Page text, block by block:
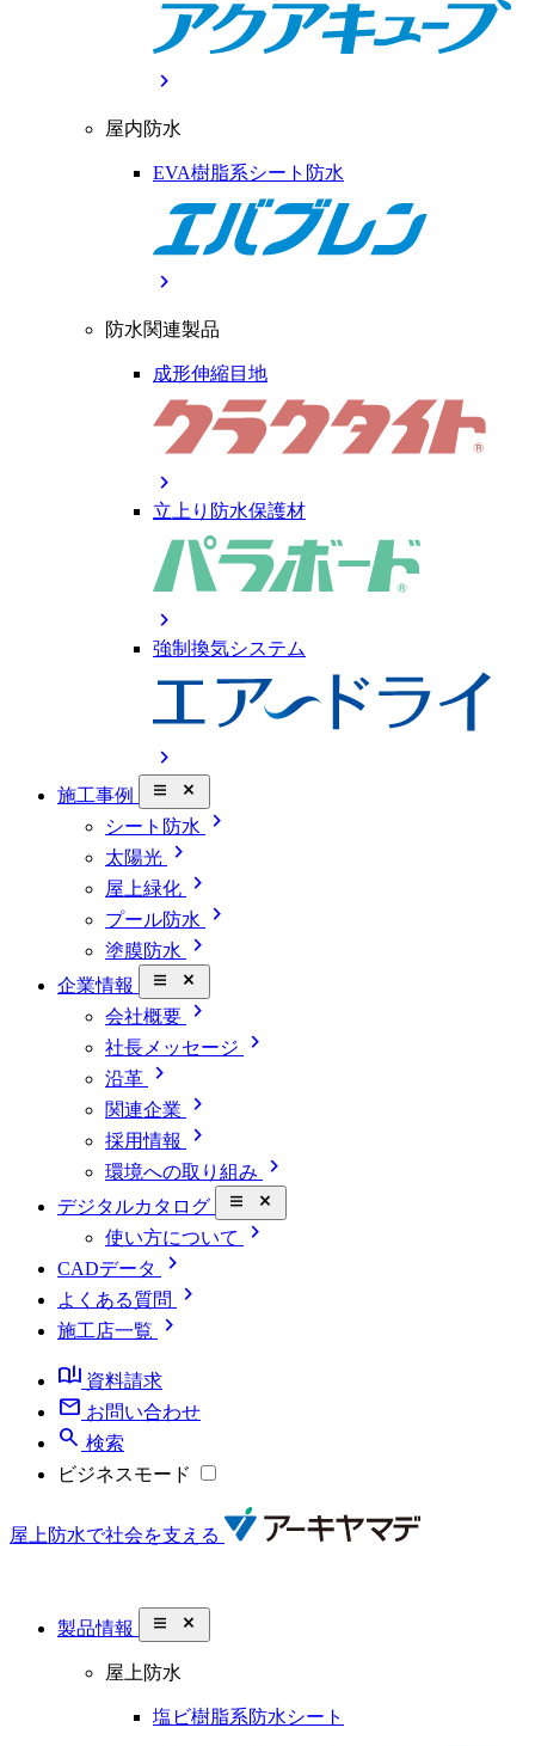
chevron_right
屋内防水
EVA樹脂系シート防水
chevron_right
防水関連製品
成形伸縮目地
chevron_right
立上り防水保護材
chevron_right
強制換気システム
chevron_right
施工事例 close_small
シート防水 chevron_right
太陽光 chevron_right
屋上緑化 chevron_right
プール防水 chevron_right
塗膜防水 chevron_right
企業情報 close_small
会社概要 chevron_right
社長メッセージ chevron_right
沿革 chevron_right
関連企業 chevron_right
採用情報 chevron_right
環境への取り組み chevron_right
デジタルカタログ close_small
使い方について chevron_right
CADデータ chevron_right
よくある質問 chevron_right
施工店一覧
chevron_right
book_ribbon 資料請求
mail お問い合わせ
search 検索
ビジネスモード
屋上防水で社会を支える
製品情報 close_small
屋上防水
塩ビ樹脂系防水シート